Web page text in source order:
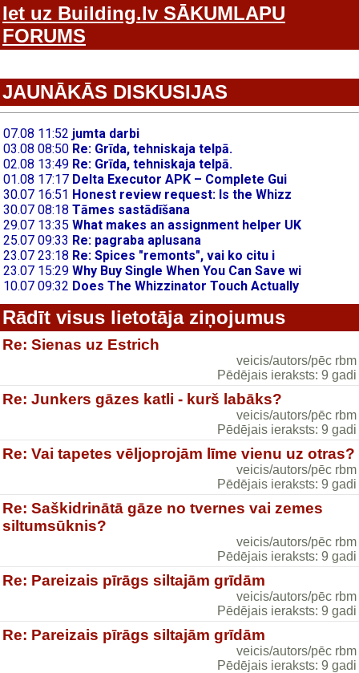
Iet uz Building.lv SĀKUMLAPU
FORUMS
JAUNĀKĀS DISKUSIJAS
Rādīt visus lietotāja ziņojumus
Re: Sienas uz Estrich
veicis/autors/pēc rbm
Pēdējais ieraksts: 9 gadi
Re: Junkers gāzes katli - kurš labāks?
veicis/autors/pēc rbm
Pēdējais ieraksts: 9 gadi
Re: Vai tapetes vēljoprojām līme vienu uz otras?
veicis/autors/pēc rbm
Pēdējais ieraksts: 9 gadi
Re: Saškidrinātā gāze no tvernes vai zemes
siltumsūknis?
veicis/autors/pēc rbm
Pēdējais ieraksts: 9 gadi
Re: Pareizais pīrāgs siltajām grīdām
veicis/autors/pēc rbm
Pēdējais ieraksts: 9 gadi
Re: Pareizais pīrāgs siltajām grīdām
veicis/autors/pēc rbm
Pēdējais ieraksts: 9 gadi